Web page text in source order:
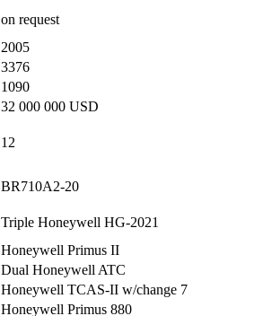
on request
2005
3376
1090
32 000 000 USD
12
BR710A2-20
Triple Honeywell HG-2021
Honeywell Primus II
Dual Honeywell ATC
Honeywell TCAS-II w/change 7
Honeywell Primus 880